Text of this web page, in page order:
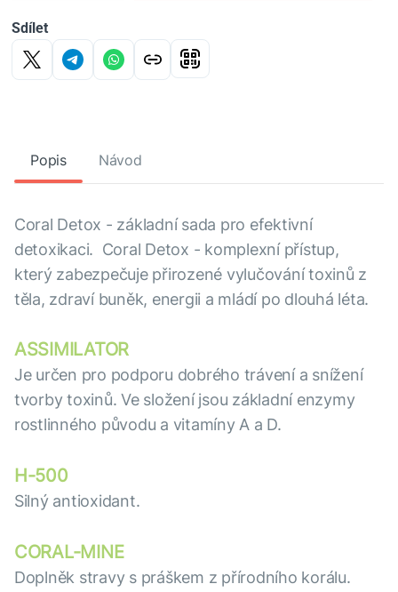
Sdílet
Popis Návod
Coral Detox - základní sada pro efektivní
detoxikaci. Coral Detox - komplexní přístup,
který zabezpečuje přirozené vylučování toxinů z
těla, zdraví buněk, energii a mládí po dlouhá léta.
ASSIMILATOR
Je určen pro podporu dobrého trávení a snížení
tvorby toxinů. Ve složení jsou základní enzymy
rostlinného původu a vitamíny A a D.
H-500
Silný antioxidant.
CORAL-MINE
Doplněk stravy s práškem z přírodního korálu.